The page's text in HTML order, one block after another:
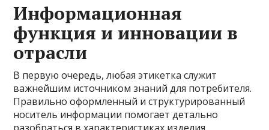
Информационная
функция и инновации в
отрасли
В первую очередь, любая этикетка служит
важнейшим источником знаний для потребителя.
Правильно оформленный и структурированный
носитель информации помогает детально